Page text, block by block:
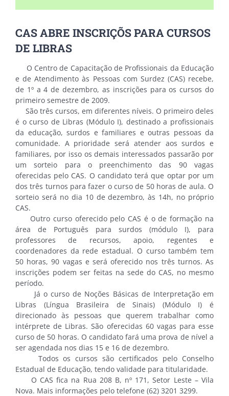
CAS ABRE INSCRIÇÕS PARA CURSOS
DE LIBRAS
O Centro de Capacitação de Profissionais da Educação
e de Atendimento às Pessoas com Surdez (CAS) recebe,
de 1º a 4 de dezembro, as inscrições para os cursos do
primeiro semestre de 2009.
São três cursos, em diferentes níveis. O primeiro deles
é o curso de Libras (Módulo I), destinado a profissionais
da educação, surdos e familiares e outras pessoas da
comunidade. A prioridade será atender aos surdos e
familiares, por isso os demais interessados passarão por
um sorteio para o preenchimento das 90 vagas
oferecidas pelo CAS. O candidato terá que optar por um
dos três turnos para fazer o curso de 50 horas de aula. O
sorteio será no dia 10 de dezembro, às 14h, no próprio
CAS.
Outro curso oferecido pelo CAS é o de formação na
área de Português para surdos (módulo I), para
professores de recursos, apoio, regentes e
coordenadores da rede estadual. O curso também tem
50 horas, 90 vagas e será oferecido nos três turnos. As
inscrições podem ser feitas na sede do CAS, no mesmo
período.
Já o curso de Noções Básicas de Interpretação em
Libras (Língua Brasileira de Sinais) (Módulo I) é
direcionado às pessoas que querem trabalhar como
intérprete de Libras. São oferecidas 60 vagas para esse
curso de 50 horas. O candidato fará uma prova de nível a
ser agendada nos dias 15 e 16 de dezembro.
Todos os cursos são certificados pelo Conselho
Estadual de Educação, tendo validade para titularidade.
O CAS fica na Rua 208 B, nº 171, Setor Leste – Vila
Nova. Mais informações pelo telefone (62) 3201 3299.